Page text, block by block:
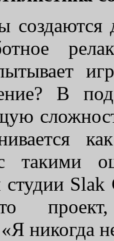
создаются
В
такими
студии
проект,
никогда